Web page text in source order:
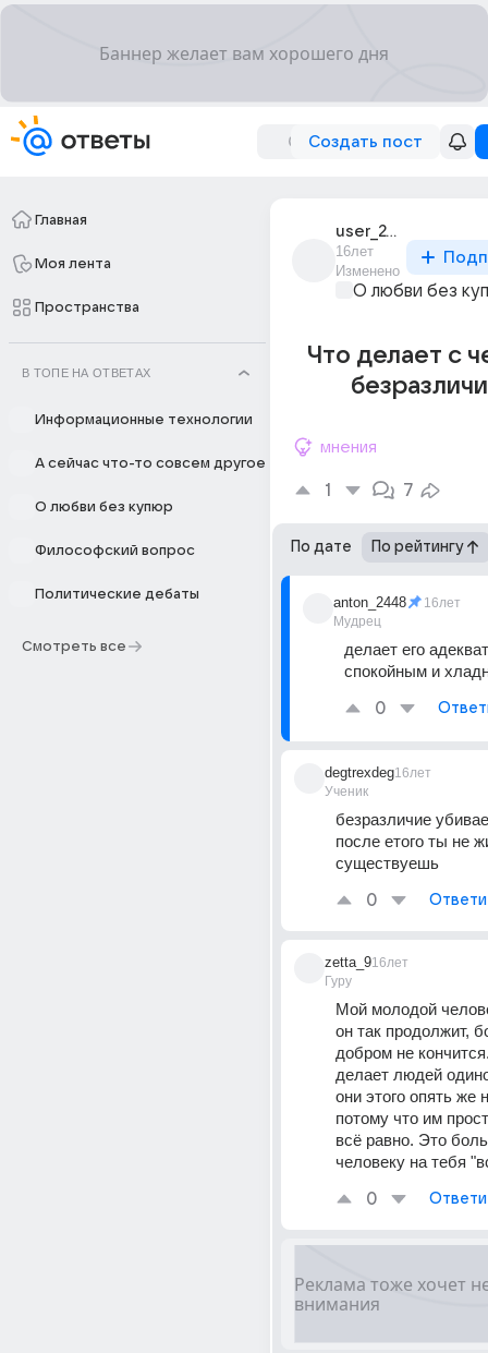
Создать пост
Главная
Моя лента
Пространства
В ТОПЕ НА ОТВЕТАХ
Информационные технологии
А сейчас что-то совсем другое
О любви без купюр
Философский вопрос
Политические дебаты
Смотреть все
user_24231851
16лет
Изменено
О любви без
Что делает с
мнения
1 7
По дате По рейтингу
anton_2448
Мудрец
16лет
делает его
спокойным и
0
degtrexdeg
Ученик
16лет
безразличие
после етого ты не
существуешь
0
zetta_9
Гуру
16лет
Мой молодой
он так продолжит,
добром не
делает людей
они этого опять же
потому что им
всё равно. Это
человеку на тебя
0